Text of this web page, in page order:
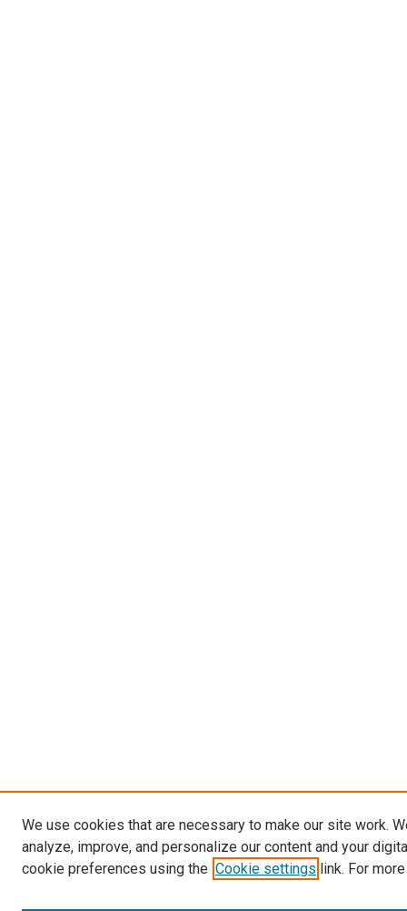
We use cookies that are necessary to make our site work.
analyze, improve, and personalize our content and your
cookie preferences using the Cookie settings link. For